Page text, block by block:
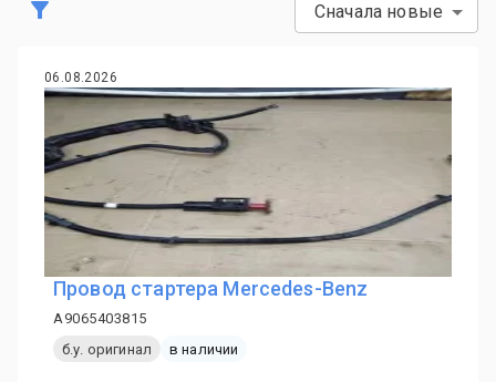
Сначала новые
06.08.2026
Провод стартера Mercedes-Benz
A9065403815
б.у. оригинал
в наличии